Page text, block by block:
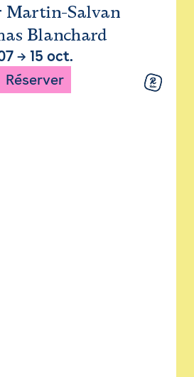
Martin-Salvan
Blanchard
→ 15 oct.
Réserver